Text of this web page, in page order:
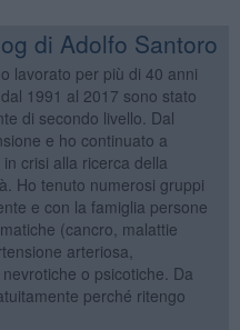
di Adolfo Santoro
lavorato per più di 40 anni
1991 al 2017 sono stato
di secondo livello. Dal
e ho continuato a
crisi alla ricerca della
Ho tenuto numerosi gruppi
e con la famiglia persone
(cancro, malattie
arteriosa,
o psicotiche. Da
perché ritengo